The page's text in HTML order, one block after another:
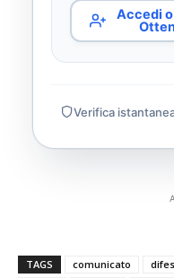
Accedi
Verifica
TAGS comunicato